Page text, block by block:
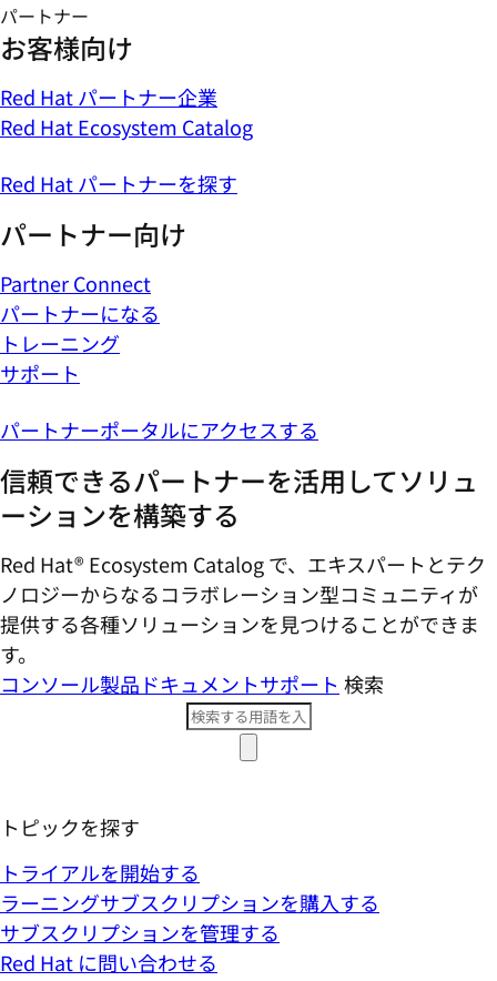
パートナー
お客様向け
Red Hat パートナー企業
Red Hat Ecosystem Catalog
Red Hat パートナーを探す
パートナー向け
Partner Connect
パートナーになる
トレーニング
サポート
パートナーポータルにアクセスする
信頼できるパートナーを活用してソリュ
ーションを構築する
Red Hat® Ecosystem Catalog で、エキスパートとテク
ノロジーからなるコラボレーション型コミ​ュニティが
提供する各種ソリューションを見つけることができま
す。
コンソール製品ドキュメントサポート 検索
トピックを探す
トライアルを開始する
ラーニングサブスクリプションを購入する
サブスクリプションを管理する
Red Hat に問い合わせる